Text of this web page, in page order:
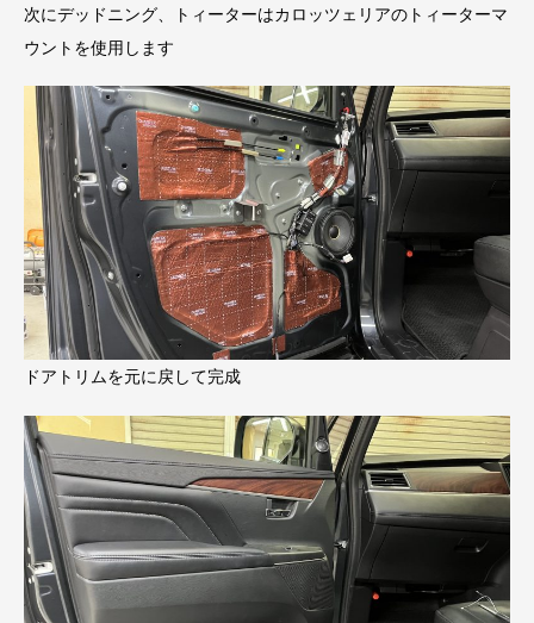
次にデッドニング、トィーターはカロッツェリアのトィーターマ
ウントを使用します
ドアトリムを元に戻して完成